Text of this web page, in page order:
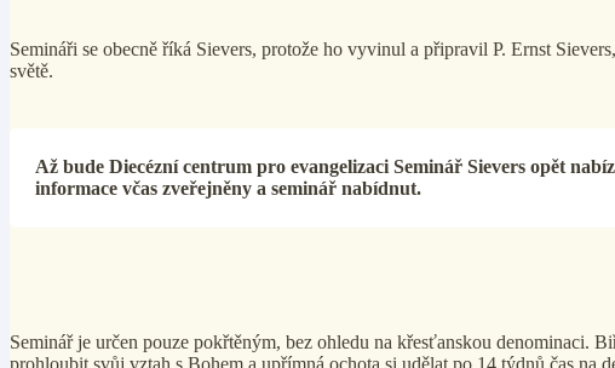
Semináři se obecně říká Sievers, protože ho vyvinul a připravil P. Ernst
světě.
Až bude Diecézní centrum pro evangelizaci Seminář Sievers opět
informace včas zveřejněny a seminář nabídnut.
Seminář je určen pouze pokřtěným, bez ohledu na křesťanskou denominaci.
prohloubit svůj vztah s Bohem a upřímná ochota si udělat po 14 týdnů čas na